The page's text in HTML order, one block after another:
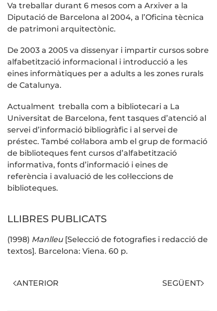
Va treballar durant 6 mesos com a Arxiver a la
Diputació de Barcelona al 2004, a l’Oficina tècnica
de patrimoni arquitectònic.
De 2003 a 2005 va dissenyar i impartir cursos sobre
alfabetització informacional i introducció a les
eines informàtiques per a adults a les zones rurals
de Catalunya.
Actualment treballa com a bibliotecari a La
Universitat de Barcelona, fent tasques d’atenció al
servei d’informació bibliogràfic i al servei de
préstec. També col·labora amb el grup de formació
de biblioteques fent cursos d’alfabetització
informativa, fonts d’informació i eines de
referència i avaluació de les col·leccions de
biblioteques.
LLIBRES PUBLICATS
(1998) Manlleu[Selecció de fotografies i redacció de
textos]. Barcelona: Viena. 60 p.
ANTERIOR SEGÜENT